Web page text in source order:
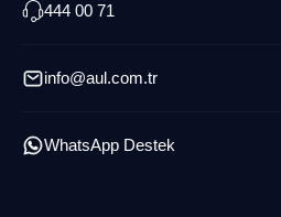
444 00 71
info@aul.com.tr
WhatsApp Destek